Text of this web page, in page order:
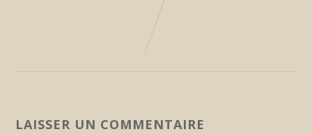
LAISSER UN COMMENTAIRE